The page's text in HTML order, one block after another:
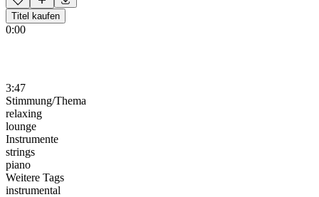
Titel kaufen
0:00
3:47
Stimmung/Thema
relaxing
lounge
Instrumente
strings
piano
Weitere Tags
instrumental